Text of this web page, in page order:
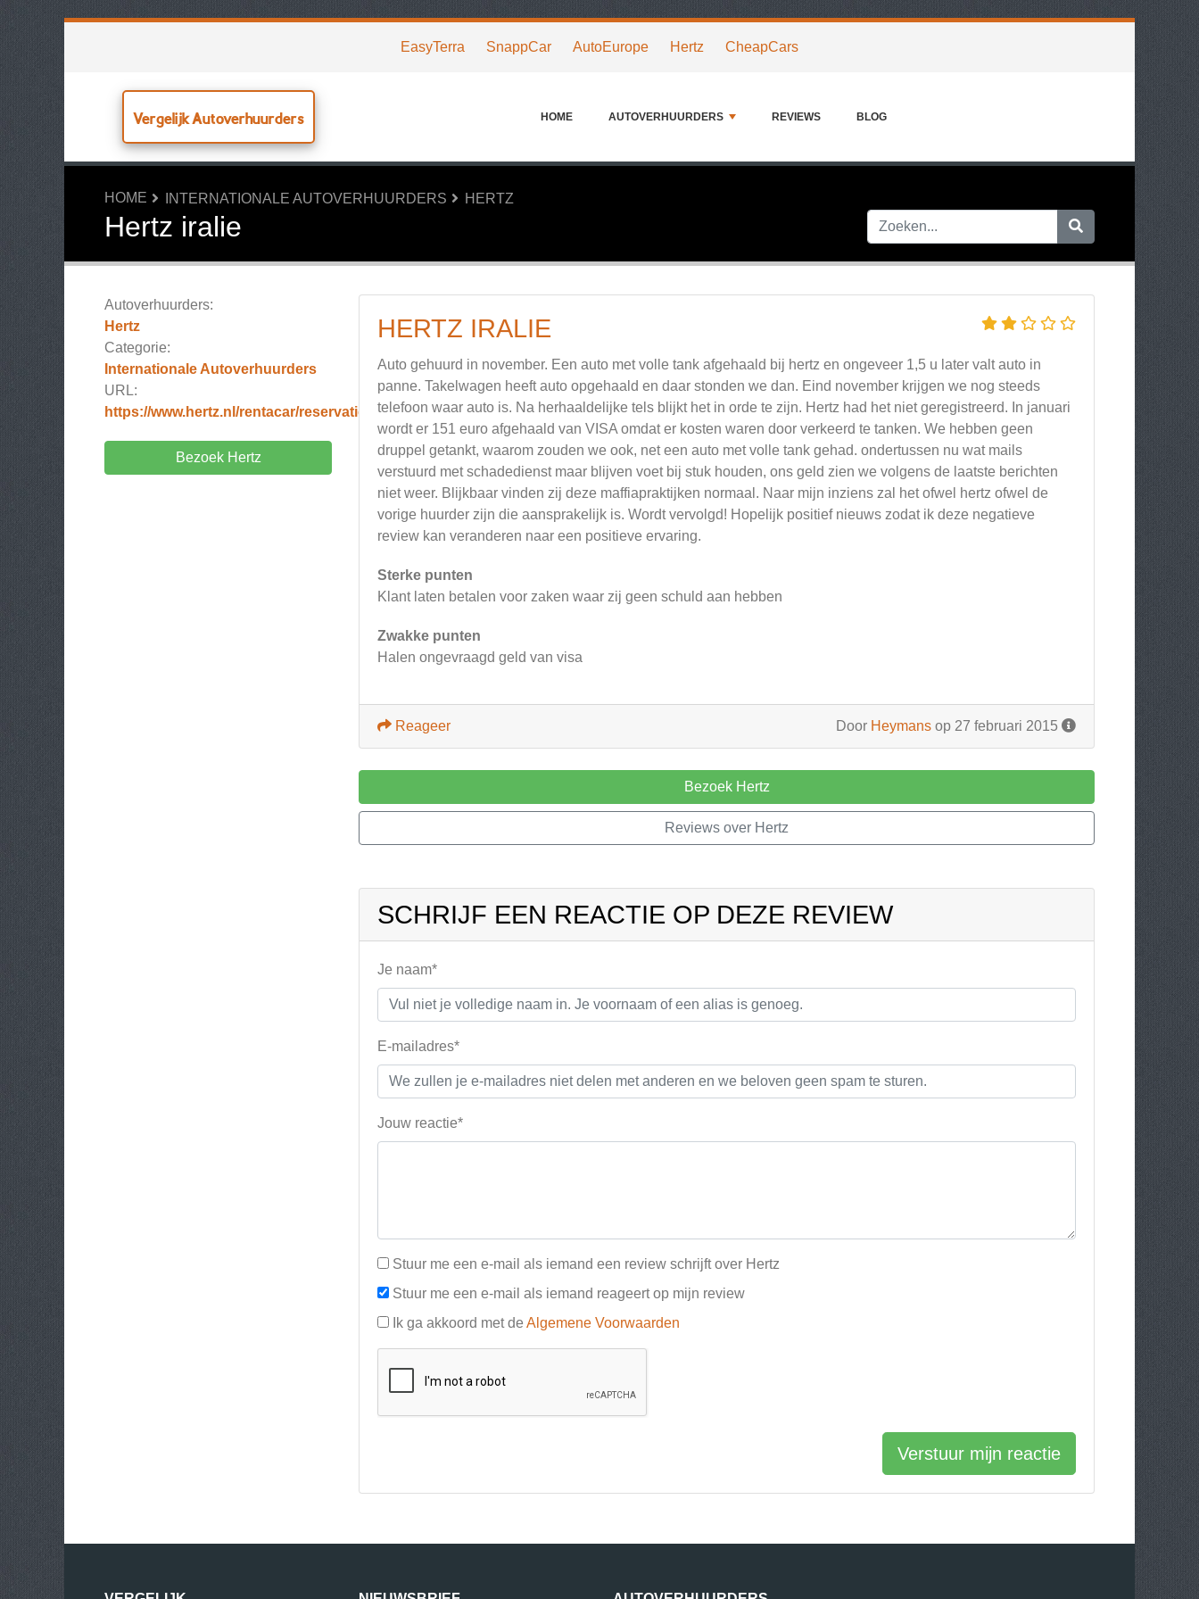
EasyTerra SnappCar AutoEurope Hertz CheapCars
Vergelijk Autoverhuurders HOME AUTOVERHUURDERS REVIEWS BLOG
HOME INTERNATIONALE AUTOVERHUURDERS HERTZ
Hertz iralie
Autoverhuurders:
Hertz
Categorie:
Internationale Autoverhuurders
URL:
https://www.hertz.nl/rentacar/reservation/
Bezoek Hertz
HERTZ IRALIE
Auto gehuurd in november. Een auto met volle tank afgehaald bij hertz en ongeveer 1,5 u later valt auto in
panne. Takelwagen heeft auto opgehaald en daar stonden we dan. Eind november krijgen we nog steeds
telefoon waar auto is. Na herhaaldelijke tels blijkt het in orde te zijn. Hertz had het niet geregistreerd. In januari
wordt er 151 euro afgehaald van VISA omdat er kosten waren door verkeerd te tanken. We hebben geen
druppel getankt, waarom zouden we ook, net een auto met volle tank gehad. ondertussen nu wat mails
verstuurd met schadedienst maar blijven voet bij stuk houden, ons geld zien we volgens de laatste berichten
niet weer. Blijkbaar vinden zij deze maffiapraktijken normaal. Naar mijn inziens zal het ofwel hertz ofwel de
vorige huurder zijn die aansprakelijk is. Wordt vervolgd! Hopelijk positief nieuws zodat ik deze negatieve
review kan veranderen naar een positieve ervaring.
Sterke punten
Klant laten betalen voor zaken waar zij geen schuld aan hebben
Zwakke punten
Halen ongevraagd geld van visa
Door Heymans op 27 februari 2015
Reageer
Bezoek Hertz
Reviews over Hertz
SCHRIJF EEN REACTIE OP DEZE REVIEW
Je naam*
E-mailadres*
Jouw reactie*
Stuur me een e-mail als iemand een review schrijft over Hertz
Stuur me een e-mail als iemand reageert op mijn review
Ik ga akkoord met de Algemene Voorwaarden
Verstuur mijn reactie